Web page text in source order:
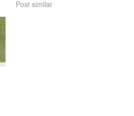
Post similar